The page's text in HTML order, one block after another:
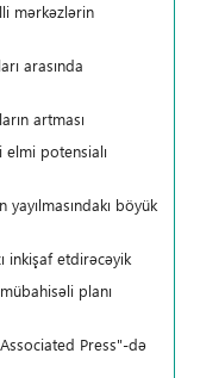
mərkəzlərin
arasında
artması
elmi potensialı
böyük
inkişaf etdirəcəyik
planı
Press"-də